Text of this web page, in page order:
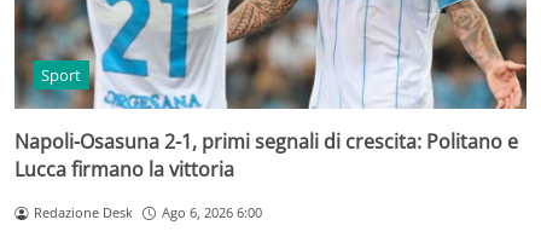
Sport
Napoli-Osasuna 2-1, primi segnali di crescita: Politano e
Lucca firmano la vittoria
Redazione Desk Ago 6, 2026 6:00